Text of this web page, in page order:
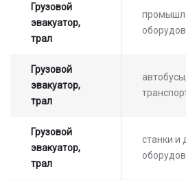
Грузовой
эвакуатор,
трал
Грузовой
эвакуатор,
трал
Грузовой
эвакуатор,
трал
станки и